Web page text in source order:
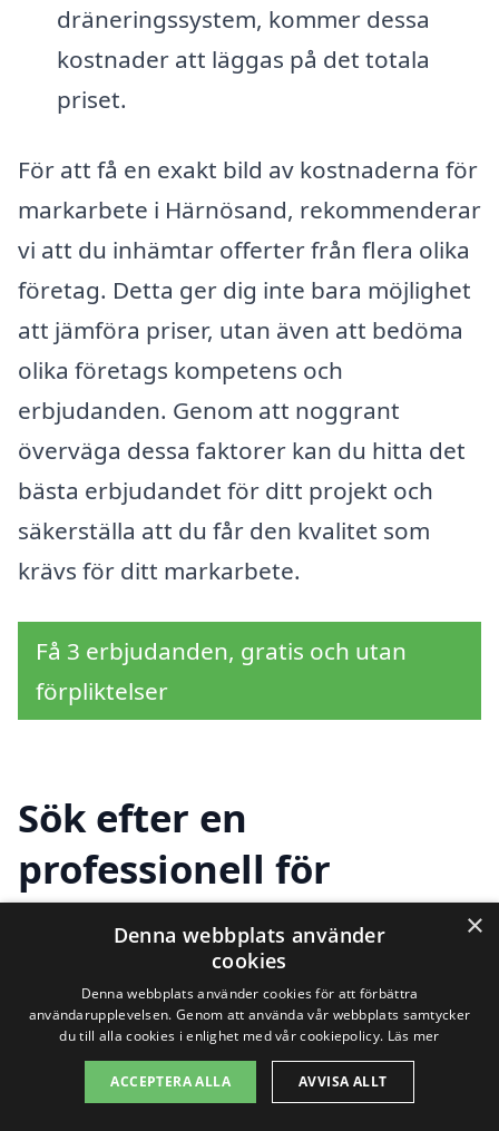
dräneringssystem, kommer dessa
kostnader att läggas på det totala
priset.
För att få en exakt bild av kostnaderna för
markarbete i Härnösand, rekommenderar
vi att du inhämtar offerter från flera olika
företag. Detta ger dig inte bara möjlighet
att jämföra priser, utan även att bedöma
olika företags kompetens och
erbjudanden. Genom att noggrant
överväga dessa faktorer kan du hitta det
bästa erbjudandet för ditt projekt och
säkerställa att du får den kvalitet som
krävs för ditt markarbete.
Få 3 erbjudanden, gratis och utan
förpliktelser
Sök efter en
professionell för
markarbete i andra
städer nära Härnösand
Att hitta rätt hjälp för markarbete i
Härnösandär avgörande för att få ett
×
Denna webbplats använder
cookies
Denna webbplats använder cookies för att förbättra
användarupplevelsen. Genom att använda vår webbplats samtycker
du till alla cookies i enlighet med vår cookiepolicy. Läs mer
ACCEPTERA ALLA AVVISA ALLT